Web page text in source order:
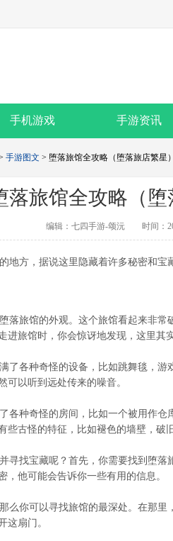
手机游戏 手游资讯
手游图文 > 堕落旅馆全攻略（堕落旅店繁星）
落旅馆全攻略（堕
编辑：七四手游-颂沅 时间：
地方，据说这里隐藏着许多秘密和宝
落旅馆的外观。这个旅馆看起来非常
进旅馆时，你会惊讶地发现，这里其
各种奇怪的设备，比如跳舞毯，游
可以听到远处传来的噪音。
各种奇怪的房间，比如一个被用作仓
些古怪的特征，比如褪色的墙壁，破
寻找宝藏呢？首先，你需要找到堕落
，他可能会告诉你一些有用的信息。
么你可以寻找旅馆的最深处。在那里
这扇门。